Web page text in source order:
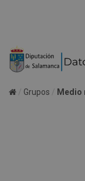
Grupos Medio